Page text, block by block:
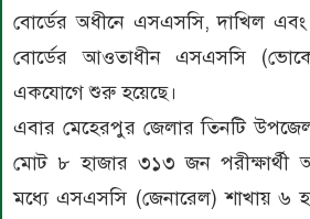
বোর্ডের অধীনে এসএসসি, দাখিল এবং
বোর্ডের আওতাধীন এসএসসি
একযোগে শুরু হয়েছে।
এবার মেহেরপুর জেলার তিনটি
মোট ৮ হাজার ৩১৩ জন পরীক্ষার্থী
মধ্যে এসএসসি (জেনারেল) শাখায় ৬